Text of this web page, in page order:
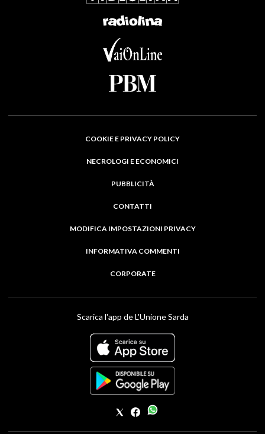
COOKIE E PRIVACY POLICY
NECROLOGI E ECONOMICI
PUBBLICITÀ
CONTATTI
MODIFICA IMPOSTAZIONI PRIVACY
INFORMATIVA COMMENTI
CORPORATE
Scarica l'app de L'Unione Sarda